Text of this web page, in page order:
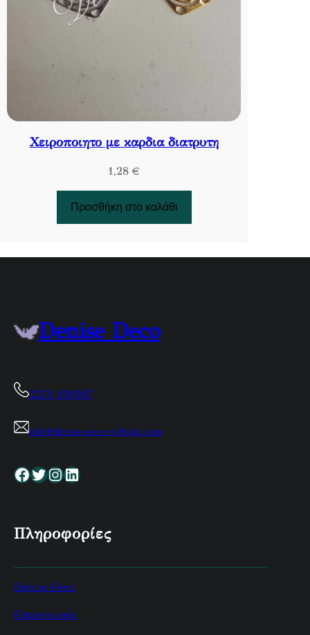
Χειροποιητο με καρδια διατρυτη
1,28 €
Προσθήκη στο καλάθι
Denise Deco
2271 100307
info@denise-deco-website.com
Facebook Twitter InstagramLinkedin
Πληροφορίες
Denise-Deco
Επικοινωνία